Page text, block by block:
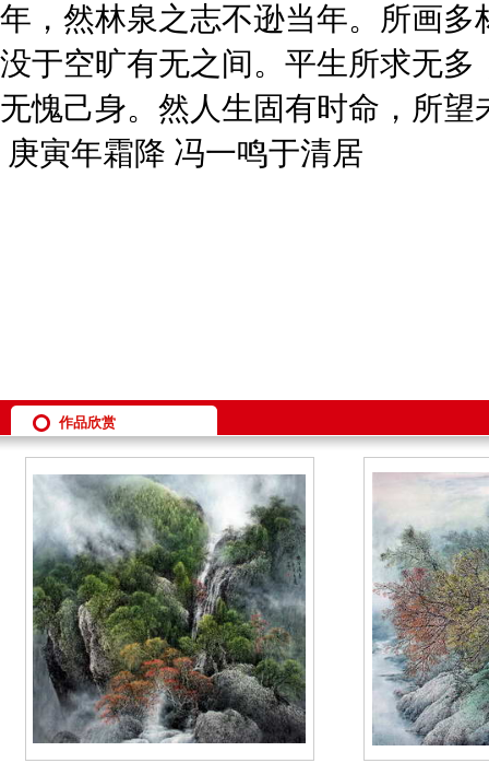
年，然林泉之志不逊当年。所画
没于空旷有无之间。平生所求无
无愧己身。然人生固有时命，所
庚寅年霜降 冯一鸣于清居
作品欣赏